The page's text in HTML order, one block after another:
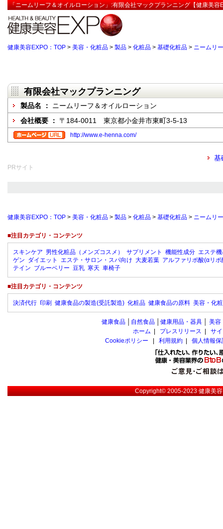
「ニームリーフ＆オイルローション」:有限会社マックプランニング【健康美容
健康美容EXPO：TOP > 美容・化粧品 > 製品 > 化粧品 > 基礎化粧品 > ニームリ
有限会社マックプランニング
製品名 ： ニームリーフ＆オイルローション
会社概要 ： 〒184-0011 東京都小金井市東町3-5-13
http://www.e-henna.com/
基
PRサイト
健康美容EXPO：TOP > 美容・化粧品 > 製品 > 化粧品 > 基礎化粧品 > ニームリ
■注目カテゴリ・コンテンツ
スキンケア 男性化粧品（メンズコスメ） サプリメント 機能性成分 エステ
ゲン ダイエット エステ・サロン・スパ向け 大麦若葉 アルファリポ酸(αリポ
テイン ブルーベリー 豆乳 寒天 車椅子
■注目カテゴリ・コンテンツ
決済代行 印刷 健康食品の製造(受託製造) 化粧品 健康食品の原料 美容・化
健康食品 自然食品 健康用品・器具 美容
ホーム
プレスリリース
サ
Cookieポリシー
利用規約 個人情報
Copyright© 2005-2023健康美